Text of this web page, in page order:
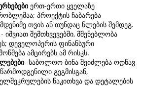
ერთ-ერთი ყველაზე
პროექტის ჩაბარება
თვის ან თუნდაც წლების შემდეგ.
- იშვიათ შემთხვევებში, მშენებლობა
დეველოპერის ფინანსური
ამცირებს ამ რისკს.
- საბოლოო ბინა შეიძლება ოდნავ
გეგმისგან,
წაკითხვა და დეტალების